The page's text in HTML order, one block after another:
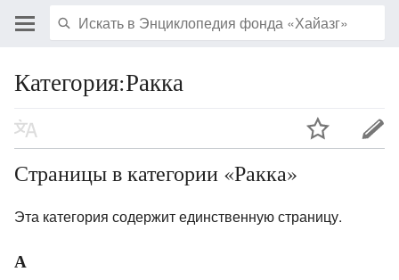
Категория:Ракка
Страницы в категории «Ракка»
Эта категория содержит единственную страницу.
А